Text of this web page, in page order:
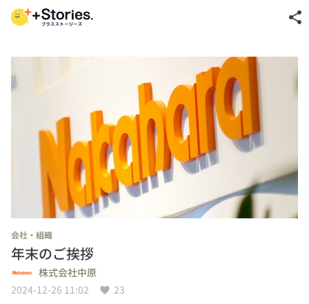
share
会社・組織
年末のご挨拶
株式会社中原
2024-12-26 11:02
23